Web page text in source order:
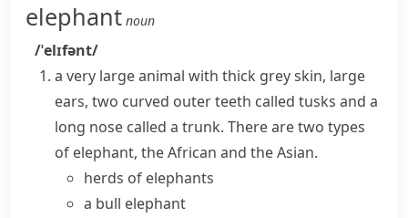
elephant noun
/ˈelɪfənt/
a very large animal with thick grey skin, large
ears, two curved outer teeth called tusks and a
long nose called a trunk. There are two types
of elephant, the African and the Asian.
herds of elephants
a bull elephant